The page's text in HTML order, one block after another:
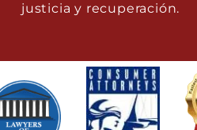
justicia y recuperación.